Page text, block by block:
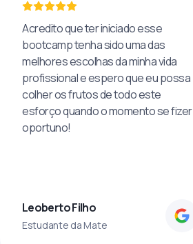
Acredito que ter iniciado esse
bootcamp tenha sido uma das
melhores escolhas da minha vida
profissional e espero que eu possa
colher os frutos de todo este
esforço quando o momento se fizer
oportuno!
Leoberto Filho
Estudante da Mate